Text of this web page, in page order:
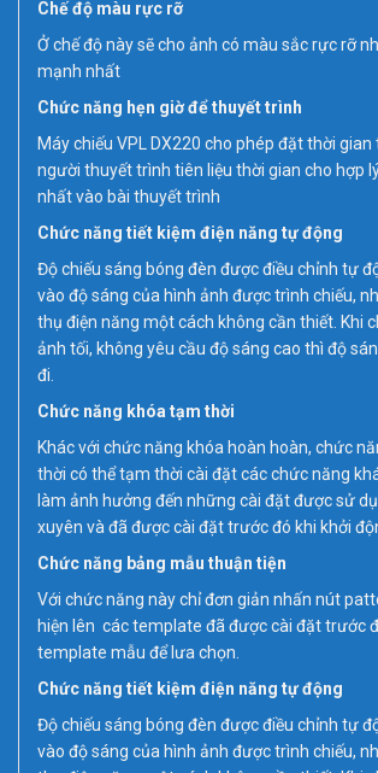
Chế độ màu rực rỡ
Ở chế độ này sẽ cho ảnh có màu sắc rực rỡ
mạnh nhất
Chức năng hẹn giờ để thuyết trình
Máy chiếu VPL DX220 cho phép đặt thời
người thuyết trình tiên liệu thời gian cho hợp
nhất vào bài thuyết trình
Chức năng tiết kiệm điện năng tự động
Độ chiếu sáng bóng đèn được điều chỉnh tự
vào độ sáng của hình ảnh được trình chiếu,
thụ điện năng một cách không cần thiết. Khi
ảnh tối, không yêu cầu độ sáng cao thì độ
đi.
Chức năng khóa tạm thời
Khác với chức năng khóa hoàn hoàn, chức
thời có thể tạm thời cài đặt các chức năng
làm ảnh hưởng đến những cài đặt được sử
xuyên và đã được cài đặt trước đó khi khởi
Chức năng bảng mẫu thuận tiện
Với chức năng này chỉ đơn giản nhấn nút
hiện lên các template đã được cài đặt trước
template mẫu để lưa chọn.
Chức năng tiết kiệm điện năng tự động
Độ chiếu sáng bóng đèn được điều chỉnh tự
vào độ sáng của hình ảnh được trình chiếu,